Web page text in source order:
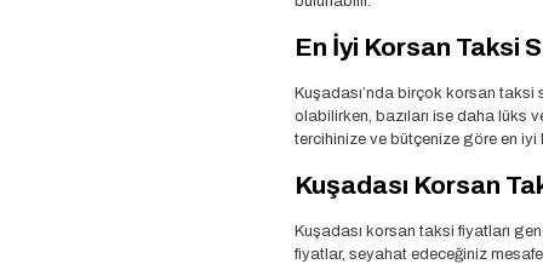
En İyi Korsan Taksi
Kuşadası’nda birçok korsan taksi
olabilirken, bazıları ise daha lüks
tercihinize ve bütçenize göre en iyi
Kuşadası Korsan
Kuşadası korsan taksi fiyatları
fiyatlar, seyahat edeceğiniz